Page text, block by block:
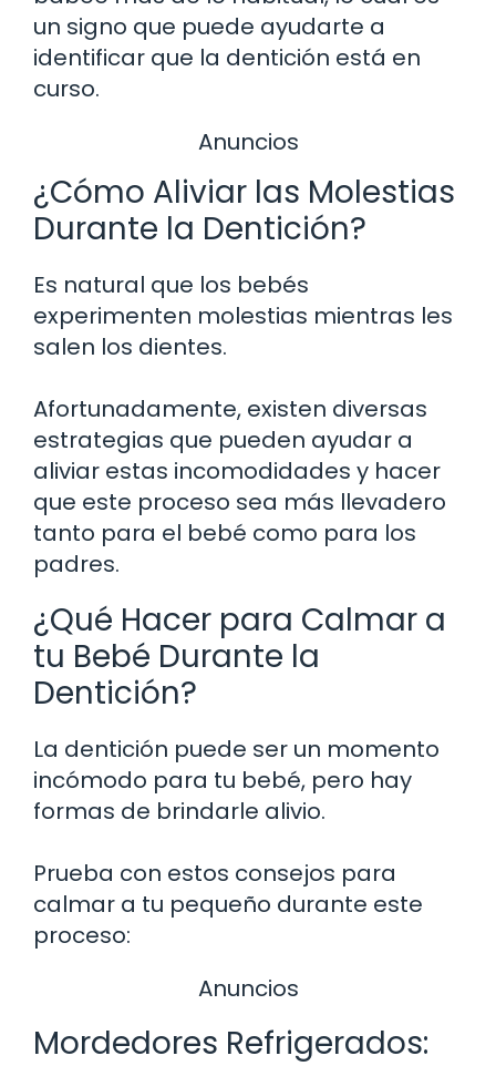
un signo que puede ayudarte a
identificar que la dentición está en
curso.
Anuncios
¿Cómo Aliviar las Molestias
Durante la Dentición?
Es natural que los bebés
experimenten molestias mientras les
salen los dientes.
Afortunadamente, existen diversas
estrategias que pueden ayudar a
aliviar estas incomodidades y hacer
que este proceso sea más llevadero
tanto para el bebé como para los
padres.
¿Qué Hacer para Calmar a
tu Bebé Durante la
Dentición?
La dentición puede ser un momento
incómodo para tu bebé, pero hay
formas de brindarle alivio.
Prueba con estos consejos para
calmar a tu pequeño durante este
proceso:
Anuncios
Mordedores Refrigerados: